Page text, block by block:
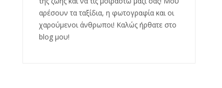
αρέσουν τα ταξίδια, η φωτογραφία και οι
χαρούμενοι άνθρωποι! Καλώς ήρθατε στο
blog μου!